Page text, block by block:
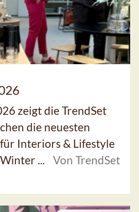
zeigt die TrendSet
die neuesten
Interiors & Lifestyle
...
Von TrendSet